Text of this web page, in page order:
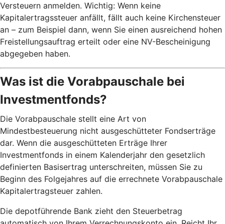
Versteuern anmelden. Wichtig: Wenn keine
Kapitalertragssteuer anfällt, fällt auch keine Kirchensteuer
an – zum Beispiel dann, wenn Sie einen ausreichend hohen
Freistellungsauftrag erteilt oder eine NV-Bescheinigung
abgegeben haben.
Was ist die Vorabpauschale bei
Investmentfonds?
Die Vorabpauschale stellt eine Art von
Mindestbesteuerung nicht ausgeschütteter Fondserträge
dar. Wenn die ausgeschütteten Erträge Ihrer
Investmentfonds in einem Kalenderjahr den gesetzlich
definierten Basisertrag unterschreiten, müssen Sie zu
Beginn des Folgejahres auf die errechnete Vorabpauschale
Kapitalertragsteuer zahlen.
Die depotführende Bank zieht den Steuerbetrag